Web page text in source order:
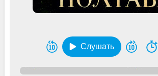
Слушать